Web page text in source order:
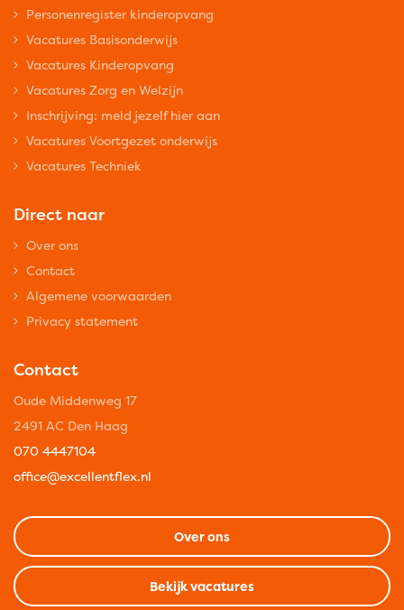
Personenregister kinderopvang
Vacatures Basisonderwijs
Vacatures Kinderopvang
Vacatures Zorg en Welzijn
Inschrijving: meld jezelf hier aan
Vacatures Voortgezet onderwijs
Vacatures Techniek
Direct naar
Over ons
Contact
Algemene voorwaarden
Privacy statement
Contact
Oude Middenweg 17
2491 AC Den Haag
070 4447104
office@excellentflex.nl
Over ons
Bekijk vacatures